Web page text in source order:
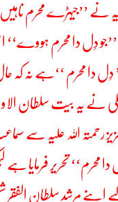
نے ’’جیہڑے محرم
78میں ’’جو دِل دا محرم
دا محرم ‘‘ہے نہ کہ حال
نے یہ بیت سلطان
رحمتہ اللہ علیہ سے
محرم‘‘ تحریر فرمایا ہے
اپنے مرشد سلطان